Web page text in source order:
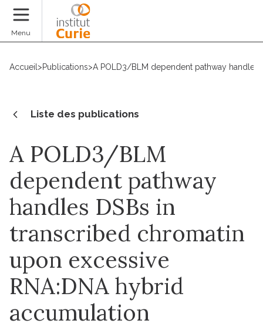
Menu
Accueil >Publications>A POLD3/BLM dependent pathway
Liste des publications
A POLD3/BLM
dependent pathway
handles DSBs in
transcribed chromatin
upon excessive
RNA:DNA hybrid
accumulation